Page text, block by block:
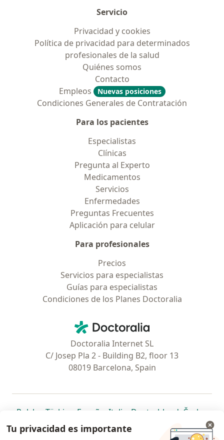
Servicio
Privacidad y cookies
Política de privacidad para determinados
profesionales de la salud
Quiénes somos
Contacto
Empleos
Nuevas posiciones
Condiciones Generales de Contratación
Para los pacientes
Especialistas
Clínicas
Pregunta al Experto
Medicamentos
Servicios
Enfermedades
Preguntas Frecuentes
Aplicación para celular
Para profesionales
Precios
Servicios para especialistas
Guías para especialistas
Condiciones de los Planes Doctoralia
Doctoralia - Página de inicio
Doctoralia Internet SL
C/ Josep Pla 2 - Building B2, floor 13
08019 Barcelona, Spain
Polska se abre en una nueva pestaña
Türkiye se abre en una nueva pestaña
España se abre en una nueva pestaña
Italia se abre en una nueva
Deutschlandse abre en
Česko
Portugal
se abre en una nueva pestaña
México se abre en una nueva pestaña
Chile se abre en una nueva pestaña
Brasil se abre en una nueva
se abre en
se
se abre en una nueva
Tu privacidad es importante